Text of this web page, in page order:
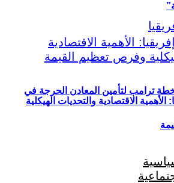
خطة ترامب لتأمين المعادن الحرجة في
الاقتصادية والتحديات الهيكلية